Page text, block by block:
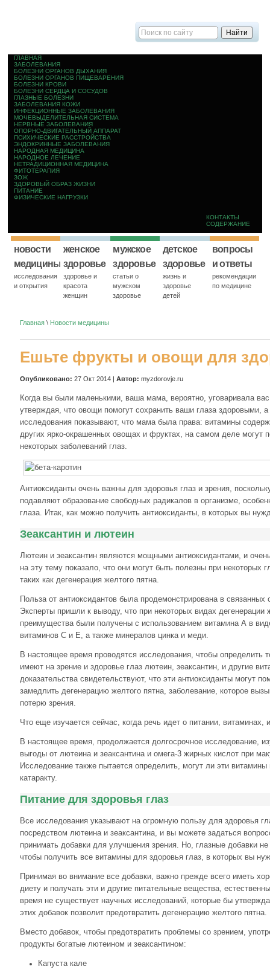
ГЛАВНАЯ
ЗАБОЛЕВАНИЯ
БОЛЕЗНИ ОРГАНОВ ДЫХАНИЯ
БОЛЕЗНИ ОРГАНОВ ПИЩЕВАРЕНИЯ
БОЛЕЗНИ КРОВИ
БОЛЕЗНИ СЕРДЦА И СОСУДОВ
ГЛАЗНЫЕ БОЛЕЗНИ
ЗАБОЛЕВАНИЯ КОЖИ
ИНФЕКЦИОННЫЕ ЗАБОЛЕВАНИЯ
МОЧЕВЫДЕЛИТЕЛЬНАЯ СИСТЕМА
НЕРВНЫЕ ЗАБОЛЕВАНИЯ
ОПОРНО-ДВИГАТЕЛЬНЫЙ АППАРАТ
ПСИХИЧЕСКИЕ РАССТРОЙСТВА
ЭНДОКРИННЫЕ ЗАБОЛЕВАНИЯ
НАРОДНАЯ МЕДИЦИНА
НАРОДНОЕ ЛЕЧЕНИЕ
НЕТРАДИЦИОННАЯ МЕДИЦИНА
ФИТОТЕРАПИЯ
ЗОЖ
ЗДОРОВЫЙ ОБРАЗ ЖИЗНИ
ПИТАНИЕ
ФИЗИЧЕСКИЕ НАГРУЗКИ
КОНТАКТЫ
СОДЕРЖАНИЕ
новости
медицины
исследования
и открытия
женское
здоровье
здоровье и
красота
женщин
мужское
здоровье
статьи о
мужском
здоровье
детское
здоровье
жизнь и
здоровье
детей
вопросы
и ответы
рекомендации
по медицине
Главная \ Новости медицины
Ешьте фрукты и овощи для
Опубликовано: 27 Окт 2014 | Автор: myzdorovje.ru
Когда вы были маленькими, ваша мама, вероятно, уговаривала
утверждая, что овощи помогут сохранить ваши глаза здоровыми,
исследования показывают, что мама была права: витамины
других ярко-окрашенных овощах и фруктах, на самом деле могут
некоторых заболеваний глаз.
Антиоксиданты очень важны для здоровья глаз и зрения,
подавляют образование свободных радикалов в организме,
глаза. Итак, как можно получить антиоксиданты, в которых вы
Зеаксантин и лютеин
Лютеин и зеаксантин являются мощными антиоксидантами, и
на эту тему показало, что они могут быть полезны при некоторых
таких как дегенерация желтого пятна.
Польза от антиоксидантов была продемонстрирована в связанных
Эксперты пришли к выводу, что при некоторых видах дегенерации
преимущества были получены с использованием витамина А в
витаминов C и E, а также минералов цинка и меди.
В настоящее время проводятся исследования, чтобы определить
имеют на зрение и здоровье глаз лютеин, зеаксантин, и другие
доказательства свидетельствуют, что эти антиоксиданты могут
замедлить дегенерацию желтого пятна, заболевание, которое
потерю зрения.
Что еще изучается сейчас, когда речь идет о питании, витаминах,
В настоящее время, продолжается долгосрочное исследование,
выгоды от лютеина и зеаксантина и омега-3 жирных кислот при
Исследование также пытается определить, могут ли эти
катаракту.
Питание для здоровья глаз
Все исследования указывают на огромную пользу для здоровья
посредством лютеина и зеаксантина, и вы можете задаться
принимать добавки для улучшения зрения. Но, глазные добавки
чтобы получить все витамины для здоровья глаз, в которых вы
Принимая во внимание все добавки, важно прежде всего иметь
диету и получать эти и другие питательные вещества,
время не существует научных исследований, которые бы
этих добавок позволит предотвратить дегенерацию желтого пятна.
Вместо добавок, чтобы предотвратить проблемы со зрением,
продукты богатые лютеином и зеаксантином:
Капуста кале